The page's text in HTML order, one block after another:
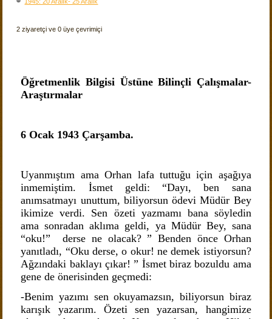
2 ziyaretçi ve 0 üye çevrimiçi
Öğretmenlik Bilgisi Üstüne Bilinçli Çalışmalar-
Araştırmalar
6 Ocak 1943 Çarşamba.
Uyanmıştım ama Orhan lafa tuttuğu için aşağıya
inmemiştim. İsmet geldi: “Dayı, ben sana
anımsatmayı unuttum, biliyorsun ödevi Müdür Bey
ikimize verdi. Sen özeti yazmamı bana söyledin
ama sonradan aklıma geldi, ya Müdür Bey, sana
“oku!” derse ne olacak? ” Benden önce Orhan
yanıtladı, “Oku derse, o okur! ne demek istiyorsun?
Ağzındaki baklayı çıkar! ” İsmet biraz bozuldu ama
gene de önerisinden geçmedi:
-Benim yazımı sen okuyamazsın, biliyorsun biraz
karışık yazarım. Özeti sen yazarsan, hangimize